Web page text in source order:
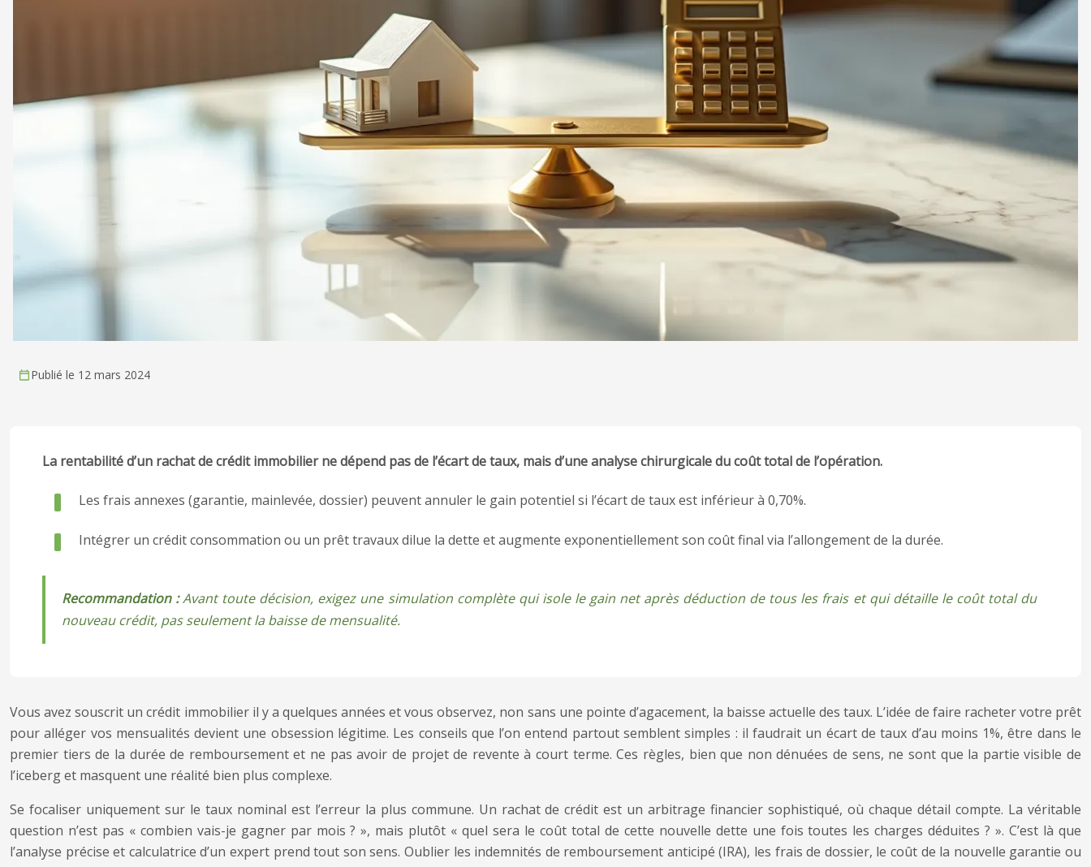
Publié le 12 mars 2024
La rentabilité d’un rachat de crédit immobilier ne dépend pas de l’écart de taux, mais d’une analyse chirurgicale du coût total de l’opération.
Les frais annexes (garantie, mainlevée, dossier) peuvent annuler le gain potentiel si l’écart de taux est inférieur à 0,70%.
Intégrer un crédit consommation ou un prêt travaux dilue la dette et augmente exponentiellement son coût final via l’allongement de la durée.
Recommandation :Avant toute décision, exigez une simulation complète qui isole le gain net après déduction de tous les frais et qui détaille le coût total du
nouveau crédit, pas seulement la baisse de mensualité.
Vous avez souscrit un crédit immobilier il y a quelques années et vous observez, non sans une pointe d’agacement, la baisse actuelle des taux. L’idée de faire racheter votre prêt
pour alléger vos mensualités devient une obsession légitime. Les conseils que l’on entend partout semblent simples : il faudrait un écart de taux d’au moins 1%, être dans le
premier tiers de la durée de remboursement et ne pas avoir de projet de revente à court terme. Ces règles, bien que non dénuées de sens, ne sont que la partie visible de
l’iceberg et masquent une réalité bien plus complexe.
Se focaliser uniquement sur le taux nominal est l’erreur la plus commune. Un rachat de crédit est un arbitrage financier sophistiqué, où chaque détail compte. La véritable
question n’est pas « combien vais-je gagner par mois ? », mais plutôt « quel sera le coût total de cette nouvelle dette une fois toutes les charges déduites ? ». C’est là que
l’analyse précise et calculatrice d’un expert prend tout son sens. Oublier les indemnités de remboursement anticipé (IRA), les frais de dossier, le coût de la nouvelle garantie ou